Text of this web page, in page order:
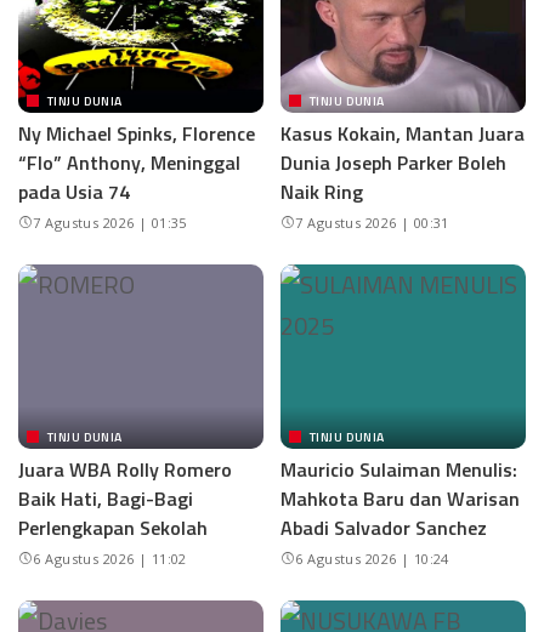
TINJU DUNIA
Ny Michael Spinks, Florence
“Flo” Anthony, Meninggal
pada Usia 74
7 Agustus 2026 | 01:35
TINJU DUNIA
Kasus Kokain, Mantan Juara
Dunia Joseph Parker Boleh
Naik Ring
7 Agustus 2026 | 00:31
TINJU DUNIA
Juara WBA Rolly Romero
Baik Hati, Bagi-Bagi
Perlengkapan Sekolah
6 Agustus 2026 | 11:02
TINJU DUNIA
Mauricio Sulaiman Menulis:
Mahkota Baru dan Warisan
Abadi Salvador Sanchez
6 Agustus 2026 | 10:24